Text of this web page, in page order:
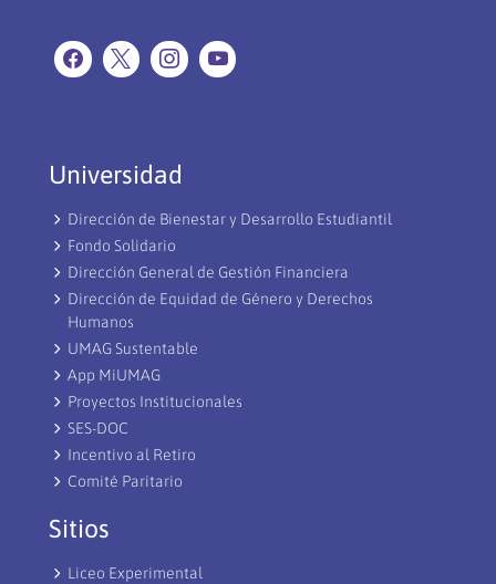
en
educación
de
Universidad
Dirección de Bienestar y Desarrollo Estudiantil
Fondo Solidario
Dirección General de Gestión Financiera
Dirección de Equidad de Género y Derechos
Humanos
UMAG Sustentable
App MiUMAG
Proyectos Institucionales
SES-DOC
Incentivo al Retiro
Comité Paritario
Sitios
Liceo Experimental